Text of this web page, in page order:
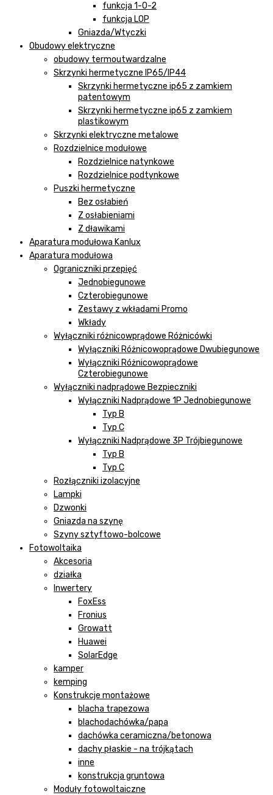
funkcja 1-0-2
funkcja LOP
Gniazda/Wtyczki
Obudowy elektryczne
obudowy termoutwardzalne
Skrzynki hermetyczne IP65/IP44
Skrzynki hermetyczne ip65 z zamkiem
patentowym
Skrzynki hermetyczne ip65 z zamkiem
plastikowym
Skrzynki elektryczne metalowe
Rozdzielnice modułowe
Rozdzielnice natynkowe
Rozdzielnice podtynkowe
Puszki hermetyczne
Bez osłabień
Z osłabieniami
Z dławikami
Aparatura modułowa Kanlux
Aparatura modułowa
Ograniczniki przepięć
Jednobiegunowe
Czterobiegunowe
Zestawy z wkładami Promo
Wkłady
Wyłączniki różnicowprądowe Różnicówki
Wyłączniki Różnicowoprądowe Dwubiegunowe
Wyłączniki Różnicowoprądowe
Czterobiegunowe
Wyłączniki nadprądowe Bezpieczniki
Wyłączniki Nadprądowe 1P Jednobiegunowe
Typ B
Typ C
Wyłączniki Nadprądowe 3P Trójbiegunowe
Typ B
Typ C
Rozłączniki izolacyjne
Lampki
Dzwonki
Gniazda na szynę
Szyny sztyftowo-bolcowe
Fotowoltaika
Akcesoria
działka
Inwertery
FoxEss
Fronius
Growatt
Huawei
SolarEdge
kamper
kemping
Konstrukcje montażowe
blacha trapezowa
blachodachówka/papa
dachówka ceramiczna/betonowa
dachy płaskie - na trójkątach
inne
konstrukcja gruntowa
Moduły fotowoltaiczne